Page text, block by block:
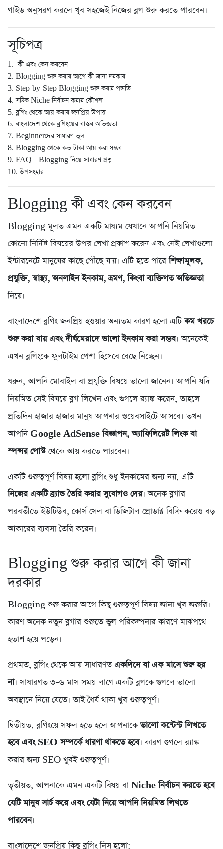
গাইড অনুসরণ করলে খুব সহজেই নিজের ব্লগ শুরু করতে পারবেন।
সূচিপত্র
1. কী এবং কেন করবেন
2. Blogging শুরু করার আগে কী জানা দরকার
3. Step-by-Step Blogging শুরু করার পদ্ধতি
4. সঠিক Niche নির্বাচন করার কৌশল
5. ব্লগিং থেকে আয় করার জনপ্রিয় উপায়
6. বাংলাদেশ থেকে ব্লগিংয়ের বাস্তব অভিজ্ঞতা
7. Beginnerদের সাধারণ ভুল
8. Blogging থেকে কত টাকা আয় করা সম্ভব
9. FAQ – Blogging নিয়ে সাধারণ প্রশ্ন
10. উপসংহার
Blogging কী এবং কেন করবেন
Blogging মূলত এমন একটি মাধ্যম যেখানে আপনি নিয়মিত
কোনো নির্দিষ্ট বিষয়ের উপর লেখা প্রকাশ করেন এবং সেই লেখাগুলো
ইন্টারনেটে মানুষের কাছে পৌঁছে যায়। এটি হতে পারেশিক্ষামূলক,
প্রযুক্তি, স্বাস্থ্য, অনলাইন ইনকাম, ভ্রমণ, কিংবা ব্যক্তিগত অভিজ্ঞতা
নিয়ে।
বাংলাদেশে ব্লগিং জনপ্রিয় হওয়ার অন্যতম কারণ হলো এটিকম খরচে
শুরু করা যায় এবং দীর্ঘমেয়াদে ভালো ইনকাম করা সম্ভব। অনেকেই
এখন ব্লগিংকে ফুলটাইম পেশা হিসেবে বেছে নিচ্ছেন।
ধরুন, আপনি মোবাইল বা প্রযুক্তি বিষয়ে ভালো জানেন। আপনি যদি
নিয়মিত সেই বিষয়ে ব্লগ লিখেন এবং গুগলে র‍্যাঙ্ক করেন, তাহলে
প্রতিদিন হাজার হাজার মানুষ আপনার ওয়েবসাইটে আসবে। তখন
আপনি Google AdSense বিজ্ঞাপন, অ্যাফিলিয়েট লিংক বা
স্পন্সর পোস্টথেকে আয় করতে পারবেন।
একটি গুরুত্বপূর্ণ বিষয় হলো ব্লগিং শুধু ইনকামের জন্য নয়, এটি
নিজের একটি ব্র্যান্ড তৈরি করার সুযোগও দেয়। অনেক ব্লগার
পরবর্তীতে ইউটিউব, কোর্স সেল বা ডিজিটাল প্রোডাক্ট বিক্রি করেও বড়
আকারের ব্যবসা তৈরি করেন।
Blogging শুরু করার আগে কী জানা
দরকার
Blogging শুরু করার আগে কিছু গুরুত্বপূর্ণ বিষয় জানা খুব জরুরি।
কারণ অনেক নতুন ব্লগার শুরুতে ভুল পরিকল্পনার কারণে মাঝপথে
হতাশ হয়ে পড়েন।
প্রথমত, ব্লগিং থেকে আয় সাধারণতএকদিনে বা এক মাসে শুরু হয়
না। সাধারণত ৩–৬ মাস সময় লাগে একটি ব্লগকে গুগলে ভালো
অবস্থানে নিয়ে যেতে। তাই ধৈর্য থাকা খুব গুরুত্বপূর্ণ।
দ্বিতীয়ত, ব্লগিংয়ে সফল হতে হলে আপনাকেভালো কন্টেন্ট লিখতে
হবে এবং SEO সম্পর্কে ধারণা থাকতে হবে। কারণ গুগলে র‍্যাঙ্ক
করার জন্য SEO খুবই গুরুত্বপূর্ণ।
তৃতীয়ত, আপনাকে এমন একটি বিষয় বাNiche নির্বাচন করতে হবে
যেটি মানুষ সার্চ করে এবং যেটা নিয়ে আপনি নিয়মিত লিখতে
পারবেন।
বাংলাদেশে জনপ্রিয় কিছু ব্লগিং নিস হলো: